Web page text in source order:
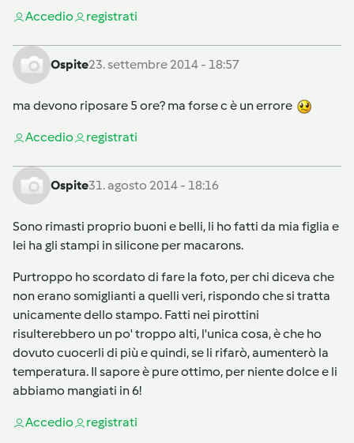
Accedio registrati
Ospite23. settembre 2014 - 18:57
ma devono riposare 5 ore? ma forse c è un errore
Accedio registrati
Ospite31. agosto 2014 - 18:16
Sono rimasti proprio buoni e belli, li ho fatti da mia figlia e
lei ha gli stampi in silicone per macarons.
Purtroppo ho scordato di fare la foto, per chi diceva che
non erano somiglianti a quelli veri, rispondo che si tratta
unicamente dello stampo. Fatti nei pirottini
risulterebbero un po' troppo alti, l'unica cosa, è che ho
dovuto cuocerli di più e quindi, se li rifarò, aumenterò la
temperatura. Il sapore è pure ottimo, per niente dolce e li
abbiamo mangiati in 6!
Accedio registrati